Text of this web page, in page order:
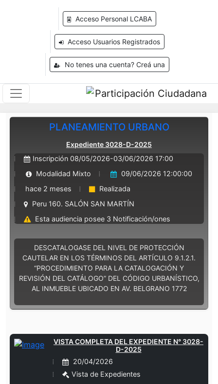
Acceso Personal LCABA
Acceso Usuarios Registrados
No tenes una cuenta? Creá una
PLANEAMIENTO URBANO
Expediente 3028-D-2025
Inscripción 08/05/2026-03/06/2026 17:00
Modalidad Mixto
09/06/2026 12:00:00
hace 2 meses
Realizada
Peru 160. SALÓN SAN MARTÍN
Esta audiencia posee 3 Notificación/ones
DESCATALOGASE DEL NIVEL DE PROTECCIÓN
CAUTELAR EN LOS TÉRMINOS DEL ARTÍCULO 9.1.2.1.
“PROCEDIMIENTO PARA LA CATALOGACIÓN Y
REVISIÓN DEL CATÁLOGO” DEL CÓDIGO URBANÍSTICO,
AL INMUEBLE UBICADO EN AV. BELGRANO 1772
VISTA COMPLETA DEL EXPEDIENTE N° 3028-
D-2025
20/04/2026
Vista de Expedientes